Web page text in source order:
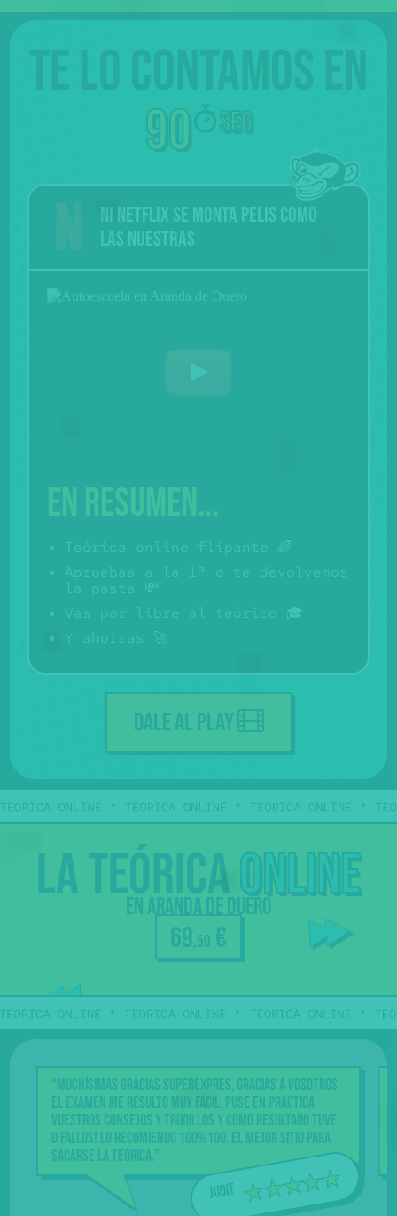
Ni Netflix se monta pelis como
las nuestras
En resumen...
Teórica online flipante 🌈
Apruebas a la 1ª o te devolvemos
la pasta 💸
Vas por libre al teórico 🎓
Y ahorras 🚀
DALE AL PLAY
90
seg
Lateóricaonline
en Aranda de Duero
69,50 €
Sólo
69,50 €
Accedes
durante
100 días
a todo
“Muchísimas gracias Superexpres, gracias a vosotros
el examen me resulto muy fácil, puse en práctica
vuestros consejos y truqillos y como resultado tuve
0 fallos! Lo recomiendo 100%100. El mejor sitio para
sacarse la teórica.”
Judit